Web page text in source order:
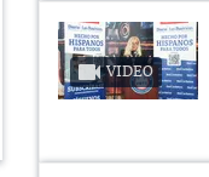
VIDEO